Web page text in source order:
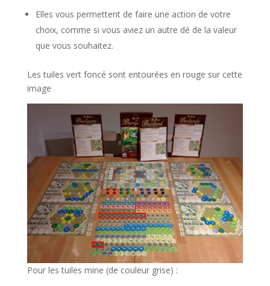
Elles vous permettent de faire une action de votre
choix, comme si vous aviez un autre dé de la valeur
que vous souhaitez.
Les tuiles vert foncé sont entourées en rouge sur cette
image
Pour les tuiles mine (de couleur grise) :